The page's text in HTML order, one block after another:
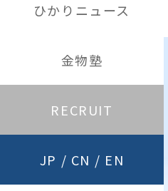
ひかりニュース
金物塾
RECRUIT
JP / CN / EN